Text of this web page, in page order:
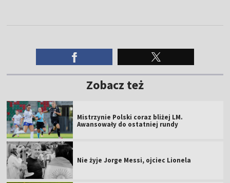
Zobacz też
Mistrzynie Polski coraz bliżej LM.
Awansowały do ostatniej rundy
Nie żyje Jorge Messi, ojciec Lionela